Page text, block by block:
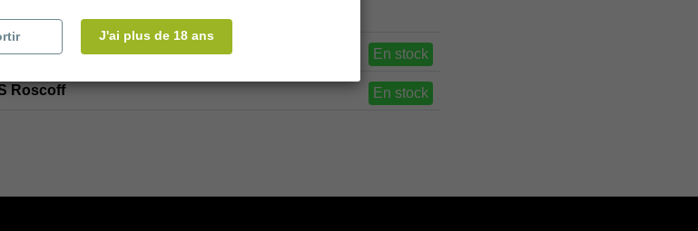
Cherbourg En stock
Roscoff En stock
J'ai plus de 18 ans